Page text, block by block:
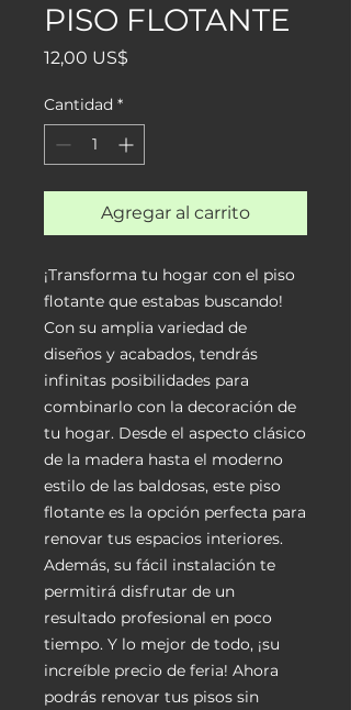
PISO FLOTANTE
12,00 US$
Cantidad *
Agregar al carrito
¡Transforma tu hogar con el piso
flotante que estabas buscando!
Con su amplia variedad de
diseños y acabados, tendrás
infinitas posibilidades para
combinarlo con la decoración de
tu hogar. Desde el aspecto clásico
de la madera hasta el moderno
estilo de las baldosas, este piso
flotante es la opción perfecta para
renovar tus espacios interiores.
Además, su fácil instalación te
permitirá disfrutar de un
resultado profesional en poco
tiempo. Y lo mejor de todo, ¡su
increíble precio de feria! Ahora
podrás renovar tus pisos sin